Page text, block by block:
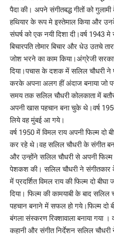
पैदा की। अपने संगीतबद्ध गीतों को
हथियार के रूप मे इस्तेमाल किया और
संघर्ष को एक नयी दिशा दी।वर्ष 1943 मे
बिचारपति तोमार बिचार और धेउ उतचे
जोश भरने का काम किया।अंग्रेजी
दिया।पचास के दशक में सलिल चौधरी
करके अपना अलग हीं अंदाज बनाया जो
समय तक सलिल चौधरी कोलकाता में
अपनी खास पहचान बना चुके थे।वर्ष
लिये वह मुंबई आ गये।
वर्ष 1950 में विमल राय अपनी फिल्म दो
कर रहे थे।वह सलिल चौधरी के संगीत
और उन्होंने सलिल चौधरी से अपनी फिल्म
पेशकश की। सलिल चौधरी ने संगीतकार
में प्रदर्शित विमल राय की फिल्म दो
दिया। फिल्म की कामयाबी के बाद सलिल
पहचान बनाने में सफल हो गये।फिल्म दो
बंगला संस्करण रिक्शावाला बनाया गया ।
कहानी और संगीत निर्देशन सलिल चौधरी